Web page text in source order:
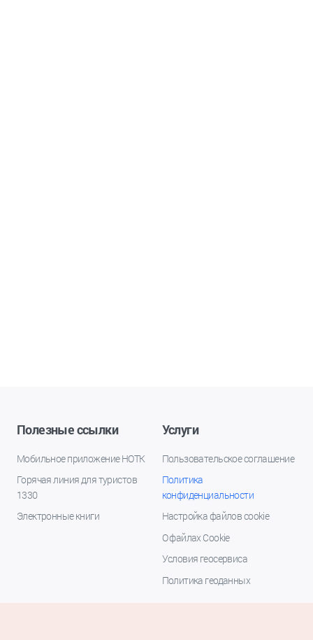
Полезные ссылки
Мобильное приложение НОТК
Горячая линия для туристов
1330
Электронные книги
Услуги
Пользовательское соглашение
Политика
конфиденциальности
Настройка файлов cookie
О файлах Cookie
Условия геосервиса
Политика геоданных